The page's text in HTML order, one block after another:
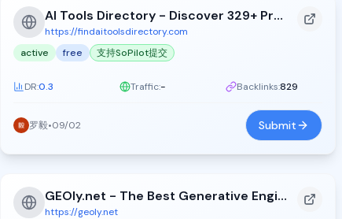
AI Tools Directory - Discover 329+ Premium AI Tools
https://findaitoolsdirectory.com
active
free 支持SoPilot提交
DR:0.3 Traffic:- Backlinks:829
罗毅•09/02 Submit
GEOly.net - The Best Generative Engine Optimization Directory - GEOly.net
https://geoly.net